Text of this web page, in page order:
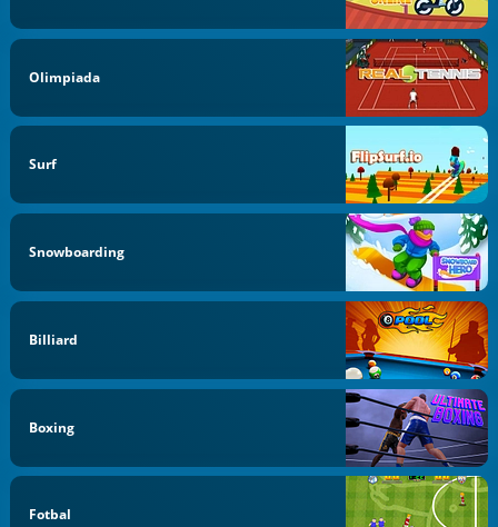
Olimpiada
Surf
Snowboarding
Billiard
Boxing
Fotbal